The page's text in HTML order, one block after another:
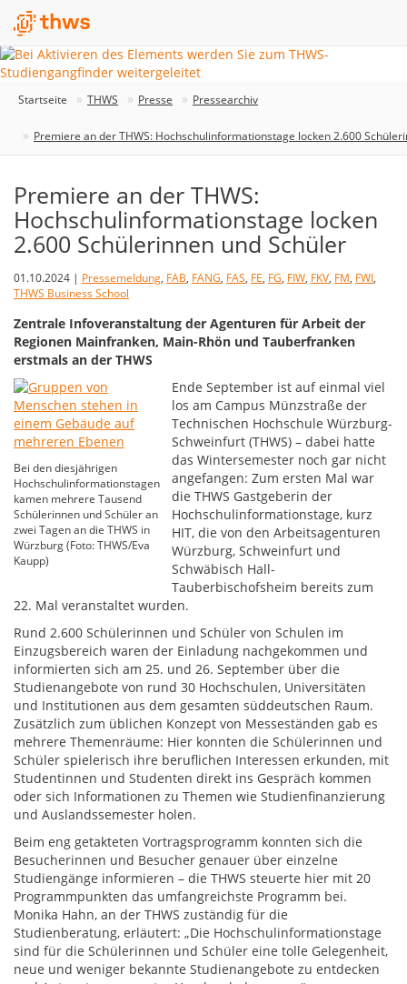
Startseite THWS Presse Pressearchiv
Premiere an der THWS: Hochschulinformationstage locken 2.600
Premiere an der THWS:
Hochschulinformationstage locken
2.600 Schülerinnen und Schüler
01.10.2024 | Pressemeldung, FAB, FANG, FAS, FE, FG, FIW, FKV, FM, FWI,
THWS Business School
Zentrale Infoveranstaltung der Agenturen für Arbeit der
Regionen Mainfranken, Main-Rhön und Tauberfranken
erstmals an der THWS
Bei den diesjährigen
Hochschulinformationstagen
kamen mehrere Tausend
Schülerinnen und Schüler an
zwei Tagen an die THWS in
Würzburg (Foto: THWS/Eva
Kaupp)
Ende September ist auf einmal viel
los am Campus Münzstraße der
Technischen Hochschule Würzburg-
Schweinfurt (THWS) – dabei hatte
das Wintersemester noch gar nicht
angefangen: Zum ersten Mal war
die THWS Gastgeberin der
Hochschulinformationstage, kurz
HIT, die von den Arbeitsagenturen
Würzburg, Schweinfurt und
Schwäbisch Hall-
Tauberbischofsheim bereits zum
22. Mal veranstaltet wurden.
Rund 2.600 Schülerinnen und Schüler von Schulen im
Einzugsbereich waren der Einladung nachgekommen und
informierten sich am 25. und 26. September über die
Studienangebote von rund 30 Hochschulen, Universitäten
und Institutionen aus dem gesamten süddeutschen Raum.
Zusätzlich zum üblichen Konzept von Messeständen gab es
mehrere Themenräume: Hier konnten die Schülerinnen und
Schüler spielerisch ihre beruflichen Interessen erkunden, mit
Studentinnen und Studenten direkt ins Gespräch kommen
oder sich Informationen zu Themen wie Studienfinanzierung
und Auslandssemester holen.
Beim eng getakteten Vortragsprogramm konnten sich die
Besucherinnen und Besucher genauer über einzelne
Studiengänge informieren – die THWS steuerte hier mit 20
Programmpunkten das umfangreichste Programm bei.
Monika Hahn, an der THWS zuständig für die
Studienberatung, erläutert: „Die Hochschulinformationstage
sind für die Schülerinnen und Schüler eine tolle Gelegenheit,
neue und weniger bekannte Studienangebote zu entdecken